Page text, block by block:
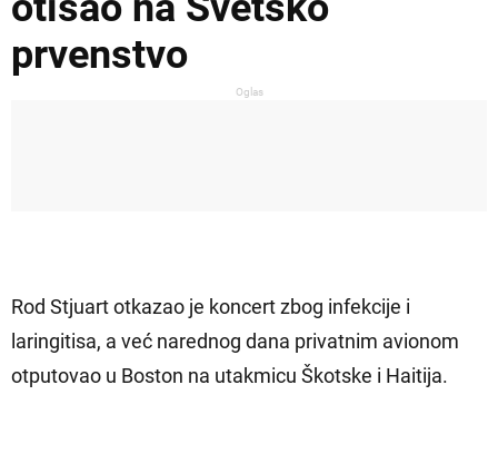
prvenstvo
Oglas
Rod Stjuart otkazao je koncert zbog infekcije i
laringitisa, a već narednog dana privatnim avionom
otputovao u Boston na utakmicu Škotske i Haitija.